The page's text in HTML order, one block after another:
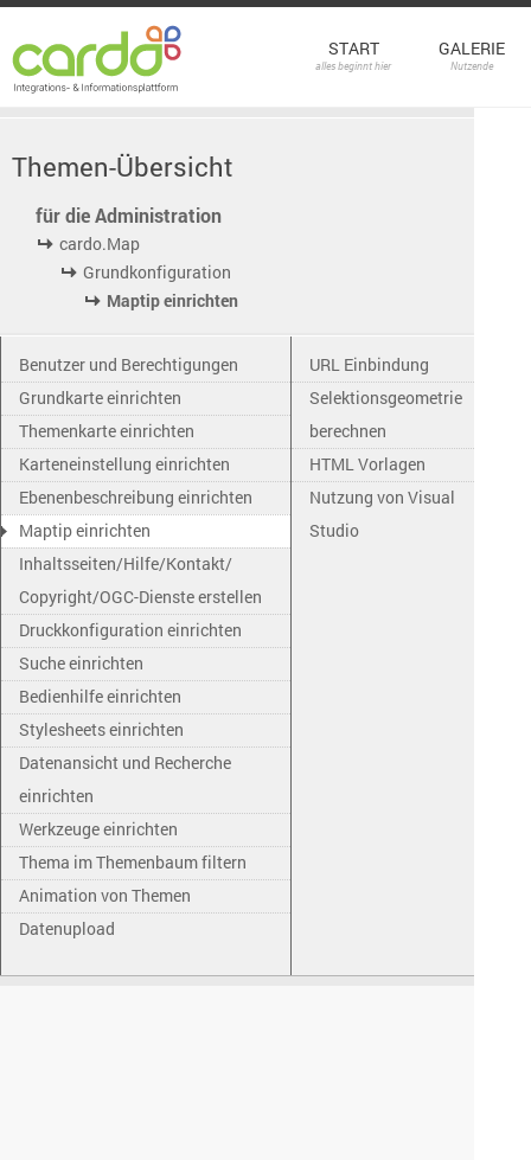
START
alles beginnt hier
GALERIE
Nutzende
Themen-Übersicht
für die Administration
cardo.Map
Grundkonfiguration
Maptip einrichten
Benutzer und Berechtigungen
Grundkarte einrichten
Themenkarte einrichten
Karteneinstellung einrichten
Ebenenbeschreibung einrichten
Maptip einrichten
Inhaltsseiten/Hilfe/Kontakt/
Copyright/OGC-Dienste erstellen
Druckkonfiguration einrichten
Suche einrichten
Bedienhilfe einrichten
Stylesheets einrichten
Datenansicht und Recherche
einrichten
Werkzeuge einrichten
Thema im Themenbaum filtern
Animation von Themen
Datenupload
URL Einbindung
Selektionsgeometrie
berechnen
HTML Vorlagen
Nutzung von Visual
Studio